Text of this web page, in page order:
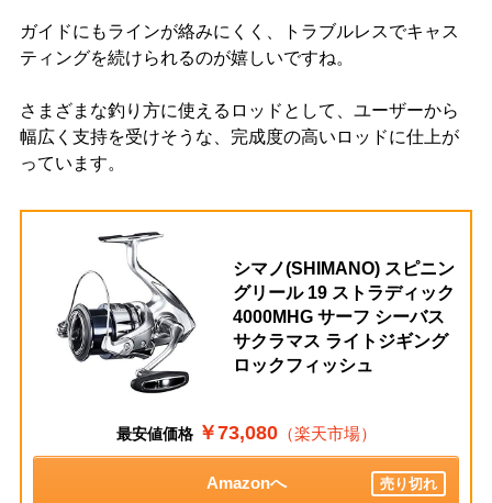
ガイドにもラインが絡みにくく、トラブルレスでキャス
ティングを続けられるのが嬉しいですね。
さまざまな釣り方に使えるロッドとして、ユーザーから
幅広く支持を受けそうな、完成度の高いロッドに仕上が
っています。
シマノ(SHIMANO) スピニン
グリール 19 ストラディック
4000MHG サーフ シーバス
サクラマス ライトジギング
ロックフィッシュ
最安値価格 ￥73,080（楽天市場）
Amazonへ 売り切れ